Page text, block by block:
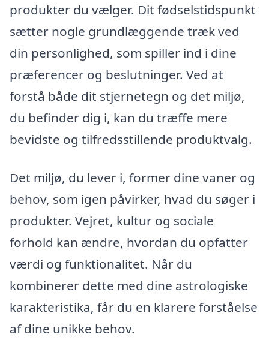
produkter du vælger. Dit fødselstidspunkt
sætter nogle grundlæggende træk ved
din personlighed, som spiller ind i dine
præferencer og beslutninger. Ved at
forstå både dit stjernetegn og det miljø,
du befinder dig i, kan du træffe mere
bevidste og tilfredsstillende produktvalg.
Det miljø, du lever i, former dine vaner og
behov, som igen påvirker, hvad du søger i
produkter. Vejret, kultur og sociale
forhold kan ændre, hvordan du opfatter
værdi og funktionalitet. Når du
kombinerer dette med dine astrologiske
karakteristika, får du en klarere forståelse
af dine unikke behov.